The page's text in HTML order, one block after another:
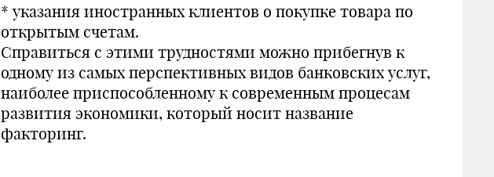
* указания иностранных клиентов о покупке товара по
открытым счетам.
Справиться с этими трудностями можно прибегнув к
одному из самых перспективных видов банковских услуг,
наиболее приспособленному к современным процесам
развития экономики, который носит название
факторинг.